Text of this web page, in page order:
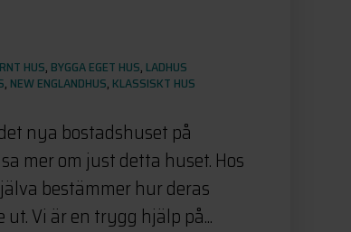
HUS, BYGGA EGET HUS, LADHUS
, NEW ENGLANDHUS, KLASSISKT HUS
nya bostadshuset på
mer om just detta huset. Hos
bestämmer hur deras
Vi är en trygg hjälp på...